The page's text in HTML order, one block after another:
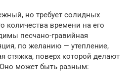
но требует солидных
количества времени на его
песчано-гравийная
по желанию — утепление,
стяжка, поверх которой делают
может быть разным: